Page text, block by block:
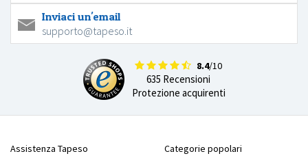
Inviaci un'email
supporto@tapeso.it
8.4/10
635 Recensioni
Protezione acquirenti
Assistenza Tapeso
Categorie popolari